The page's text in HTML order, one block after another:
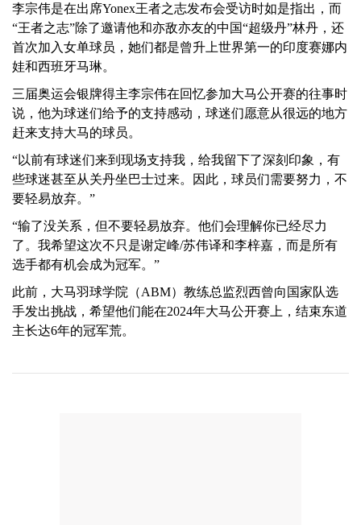
李宗伟是在出席Yonex王者之志发布会受访时如是指出，而
“王者之志”除了邀请他和亦敌亦友的中国“超级丹”林丹，还
首次加入女单球员，她们都是曾升上世界第一的印度赛娜内
娃和西班牙马琳。
三届奥运会银牌得主李宗伟在回忆参加大马公开赛的往事时
说，他为球迷们给予的支持感动，球迷们愿意从很远的地方
赶来支持大马的球员。
“以前有球迷们来到现场支持我，给我留下了深刻印象，有
些球迷甚至从关丹坐巴士过来。因此，球员们需要努力，不
要轻易放弃。”
“输了没关系，但不要轻易放弃。他们会理解你已经尽力
了。我希望这次不只是谢定峰/苏伟译和李梓嘉，而是所有
选手都有机会成为冠军。”
此前，大马羽球学院（ABM）教练总监烈西曾向国家队选
手发出挑战，希望他们能在2024年大马公开赛上，结束东道
主长达6年的冠军荒。